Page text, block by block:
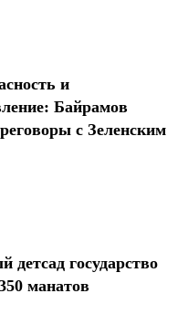
и
Байрамов
с Зеленским
детсад государство
манатов